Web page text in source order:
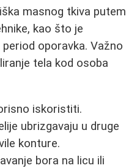
masnog tkiva putem
kao što je
oporavka. Važno
tela kod osoba
iskoristiti.
ubrizgavaju u druge
konture.
bora na licu ili